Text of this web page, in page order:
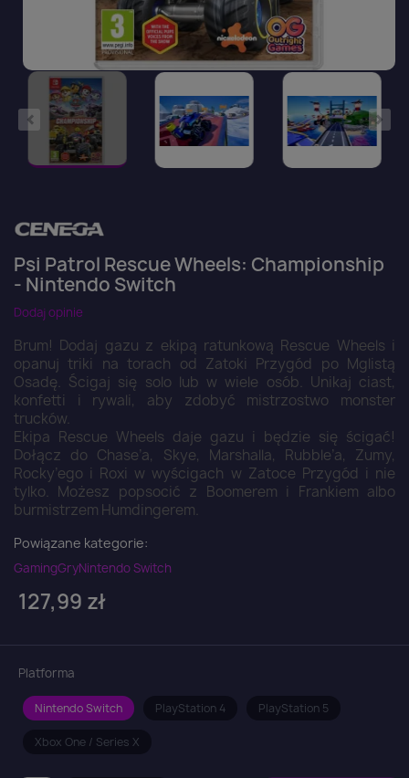
Psi Patrol Rescue Wheels: Championship
- Nintendo Switch
Dodaj opinie
Brum! Dodaj gazu z ekipą ratunkową Rescue Wheels i
opanuj triki na torach od Zatoki Przygód po Mglistą
Osadę. Ścigaj się solo lub w wiele osób. Unikaj ciast,
konfetti i rywali, aby zdobyć mistrzostwo monster
trucków.
Ekipa Rescue Wheels daje gazu i będzie się ścigać!
Dołącz do Chase’a, Skye, Marshalla, Rubble’a, Zumy,
Rocky’ego i Roxi w wyścigach w Zatoce Przygód i nie
tylko. Możesz popsocić z Boomerem i Frankiem albo
burmistrzem Humdingerem.
Powiązane kategorie:
GamingGryNintendo Switch
127,99 zł
Platforma
Nintendo Switch PlayStation 4 PlayStation 5
Xbox One / Series X